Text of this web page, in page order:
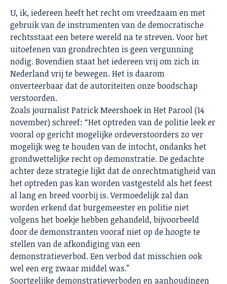
U, ik, iedereen heeft het recht om vreedzaam en met
gebruik van de instrumenten van de democratische
rechtsstaat een betere wereld na te streven. Voor het
uitoefenen van grondrechten is geen vergunning
nodig. Bovendien staat het iedereen vrij om zich in
Nederland vrij te bewegen. Het is daarom
onverteerbaar dat de autoriteiten onze boodschap
verstoorden.
Zoals journalist Patrick Meershoek inHet Parool (14
november) schreef: “Het optreden van de politie leek er
vooral op gericht mogelijke ordeverstoorders zo ver
mogelijk weg te houden van de intocht, ondanks het
grondwettelijke recht op demonstratie. De gedachte
achter deze strategie lijkt dat de onrechtmatigheid van
het optreden pas kan worden vastgesteld als het feest
al lang en breed voorbij is. Vermoedelijk zal dan
worden erkend dat burgemeester en politie niet
volgens het boekje hebben gehandeld, bijvoorbeeld
door de demonstranten vooraf niet op de hoogte te
stellen van de afkondiging van een
demonstratieverbod. Een verbod dat misschien ook
wel een erg zwaar middel was.”
Soortgelijke demonstratieverboden en aanhoudingen